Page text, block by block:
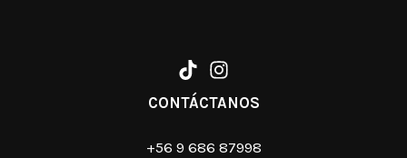
CONTÁCTANOS
+56 9 686 87998